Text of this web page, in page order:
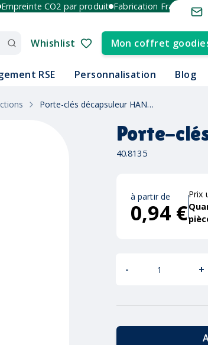
CO2 par produit Fabrication France et
Whishlist Mon coffret
RSE Personnalisation Blog
Porte-clés décapsuleur HANDY
Porte-
40.8135
à partir de
0,94 €
Prix
- +